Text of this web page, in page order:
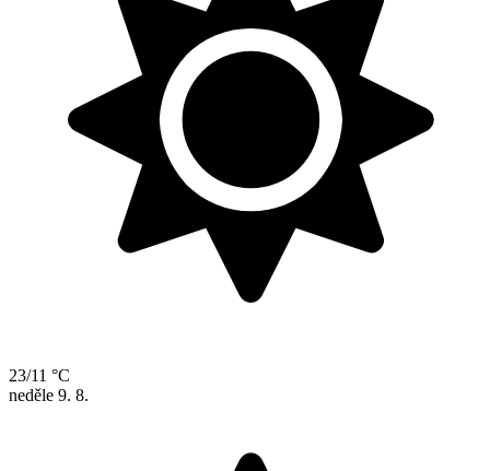
23/11 °C
neděle 9. 8.